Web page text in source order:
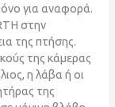
για αναφορά.
στην
της πτήσης.
της κάμερας
η λάβα ή οι
της